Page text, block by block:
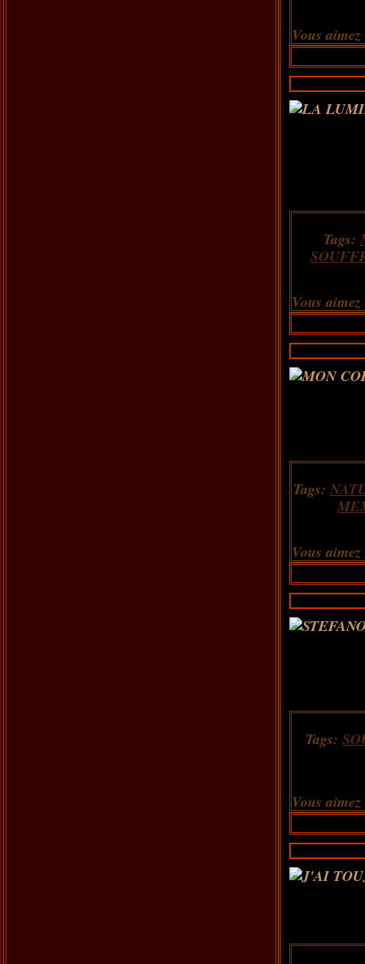
Vous aimez
Tags:
Vous aimez
Tags:
Vous aimez
Tags:
Vous aimez